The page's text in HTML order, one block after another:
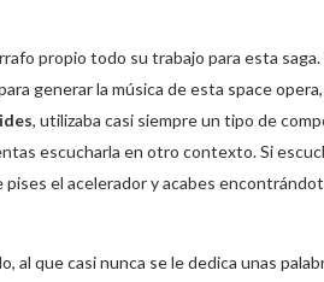
propio todo su trabajo para esta saga.
generar la música de esta space
, utilizaba casi siempre un tipo de
escucharla en otro contexto. Si
el acelerador y acabes
al que casi nunca se le dedica unas